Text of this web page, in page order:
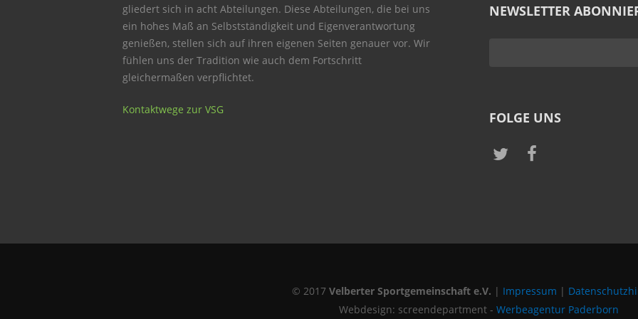
gliedert sich in acht Abteilungen. Diese Abteilungen, die bei uns
ein hohes Maß an Selbstständigkeit und Eigenverantwortung
genießen, stellen sich auf ihren eigenen Seiten genauer vor. Wir
fühlen uns der Tradition wie auch dem Fortschritt
gleichermaßen verpflichtet.
Kontaktwege zur VSG
NEWSLETTER
FOLGE UNS
© 2017 Velberter Sportgemeinschaft e.V. | Impressum |
Webdesign: screendepartment - Werbeagentur Paderborn